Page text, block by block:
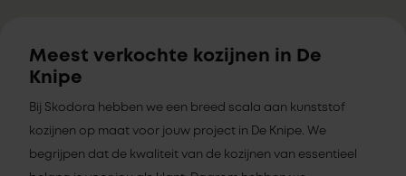
Meest verkochte kozijnen in De
Knipe
Bij Skodora hebben we een breed scala aan kunststof
kozijnen op maat voor jouw project in De Knipe. We
begrijpen dat de kwaliteit van de kozijnen van essentieel